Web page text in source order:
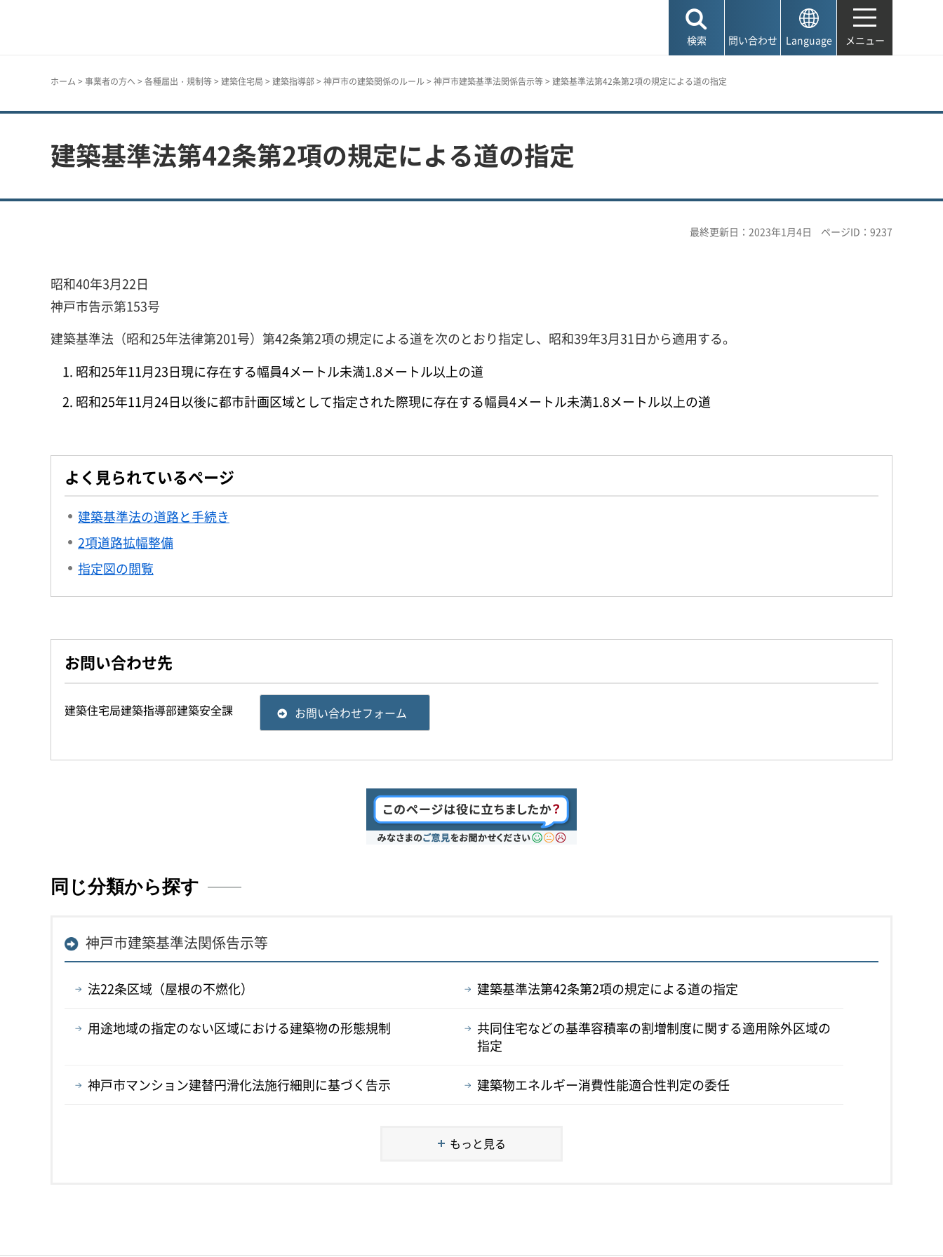
検索 問い合わせ Language メニュー
ホーム > 事業者の方へ > 各種届出・規制等> 建築住宅局 > 建築指導部> 神戸市の建築関係のルール> 神戸市建築基準法関係告示等> 建築基準法第42条第2項の規定による道の指定
建築基準法第42条第2項の規定による道の指定
最終更新日：2023年1月4日 ページID：9237
昭和40年3月22日
神戸市告示第153号
建築基準法（昭和25年法律第201号）第42条第2項の規定による道を次のとおり指定し、昭和39年3月31日から適用する。
昭和25年11月23日現に存在する幅員4メートル未満1.8メートル以上の道
昭和25年11月24日以後に都市計画区域として指定された際現に存在する幅員4メートル未満1.8メートル以上の道
よく見られているページ
建築基準法の道路と手続き
2項道路拡幅整備
指定図の閲覧
お問い合わせ先
建築住宅局建築指導部建築安全課 お問い合わせフォーム
同じ分類から探す
神戸市建築基準法関係告示等
法22条区域（屋根の不燃化） 建築基準法第42条第2項の規定による道の指定
用途地域の指定のない区域における建築物の形態規制
共同住宅などの基準容積率の割増制度に関する適用除外区域の
指定
神戸市マンション建替円滑化法施行細則に基づく告示 建築物エネルギー消費性能適合性判定の委任
もっと見る